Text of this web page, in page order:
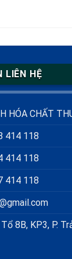
LIÊN HỆ
HÓA CHẤT
414 118
414 118
414 118
8B, KP3, P.